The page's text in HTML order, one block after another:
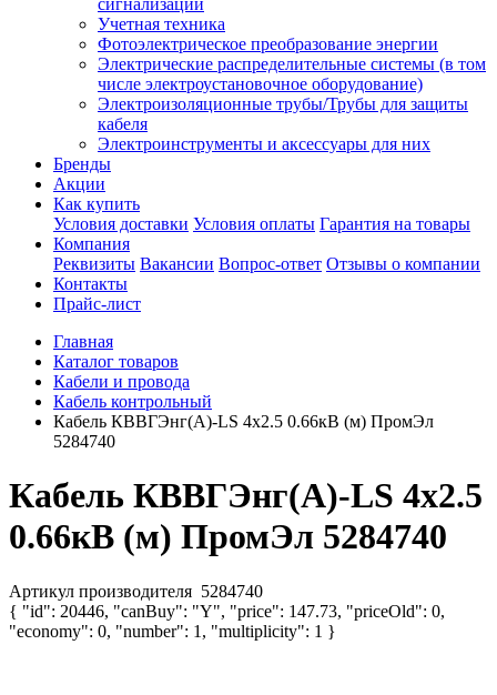
сигнализации
Учетная техника
Фотоэлектрическое преобразование энергии
Электрические распределительные системы (в том
числе электроустановочное оборудование)
Электроизоляционные трубы/Трубы для защиты
кабеля
Электроинструменты и аксессуары для них
Бренды
Акции
Как купить
Условия доставки Условия оплаты Гарантия на товары
Компания
Реквизиты Вакансии Вопрос-ответ Отзывы о компании
Контакты
Прайс-лист
Главная
Каталог товаров
Кабели и провода
Кабель контрольный
Кабель КВВГЭнг(А)-LS 4х2.5 0.66кВ (м) ПромЭл
5284740
Кабель КВВГЭнг(А)-LS 4х2.5
0.66кВ (м) ПромЭл 5284740
Артикул производителя 5284740
{ "id": 20446, "canBuy": "Y", "price": 147.73, "priceOld": 0,
"economy": 0, "number": 1, "multiplicity": 1 }